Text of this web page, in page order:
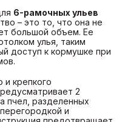
6-рамочных ульев
– это то, что она не
большой объем. Ее
улья, таким
доступ к кормушке при
и крепкого
2
пчел, разделенных
и